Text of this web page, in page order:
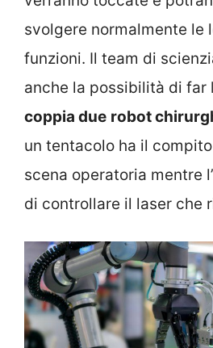
svolgere normalmente le
funzioni. Il team di
anche la possibilità di far
coppia due robot
un tentacolo ha il
scena operatoria mentre
di controllare il laser che